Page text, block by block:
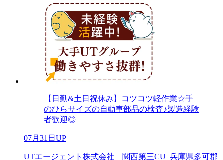
【日勤&土日祝休み】コツコツ軽作業☆手
のひらサイズの自動車部品の検査♪製造経験
者歓迎◎
07月31日UP
UTエージェント株式会社 関西第三CU_兵庫県多可郡